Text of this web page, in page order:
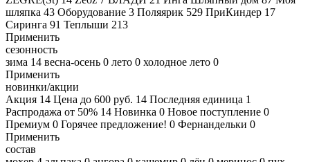
шляпка 43 Оборудование 3 Поляярик 529 ПриКиндер 17
Сиринга 91 Теплыши 213
Применить
сезонность
зима 14 весна-осень 0 лето 0 холодное лето 0
Применить
новинки/акции
Акция 14 Цена до 600 руб. 14 Последняя единица 1
Распродажа от 50% 14 Новинка 0 Новое поступление 0
Премиум 0 Горячее предложение! 0 Фернандельки 0
Применить
состав